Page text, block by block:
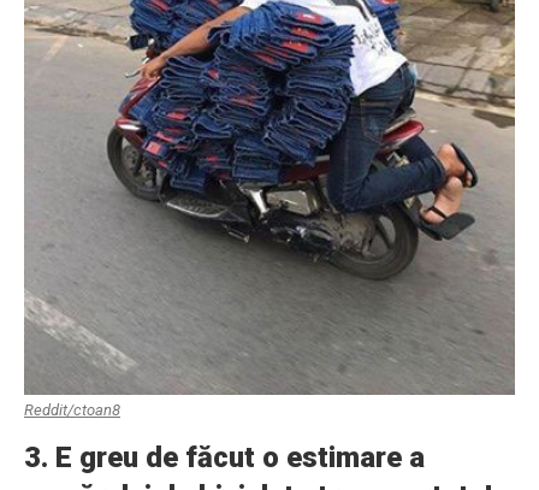
Reddit/ctoan8
3. E greu de făcut o estimare a